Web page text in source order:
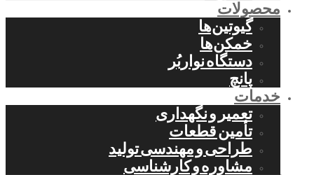
محصولات
گیوتین‌ها
خمکن‌ها
دستگاه نواربُر
پانچ
خدمات
تعمیر و نگهداری
تأمین قطعات
طراحی و مهندسی تولید
مشاوره و کارشناسی